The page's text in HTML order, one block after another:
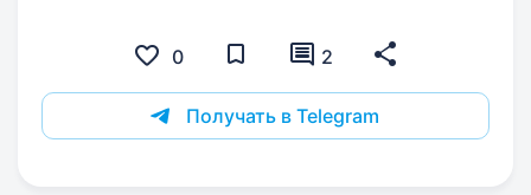
0 2
Получать в Telegram